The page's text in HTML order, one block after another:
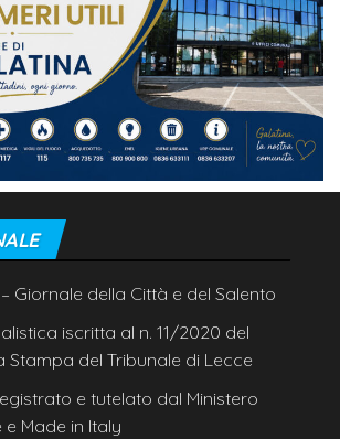
– Giornale della Città e del Salento
iscritta al n. 11/2020 del
Stampa del Tribunale di Lecce
e tutelato dal Ministero
e Made in Italy